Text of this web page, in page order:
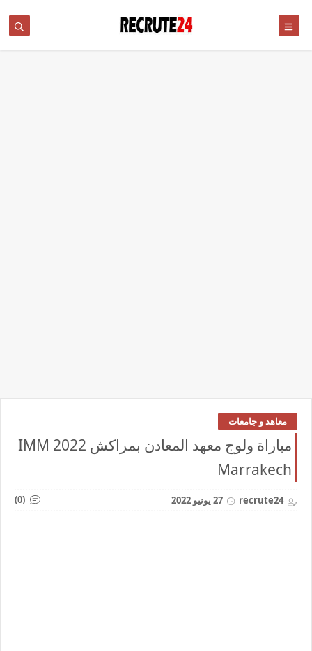
معاهد و جامعات
مباراة ولوج معهد المعادن بمراكش 2022 IMM
Marrakech
recrute24 27 يونيو 2022 (0)